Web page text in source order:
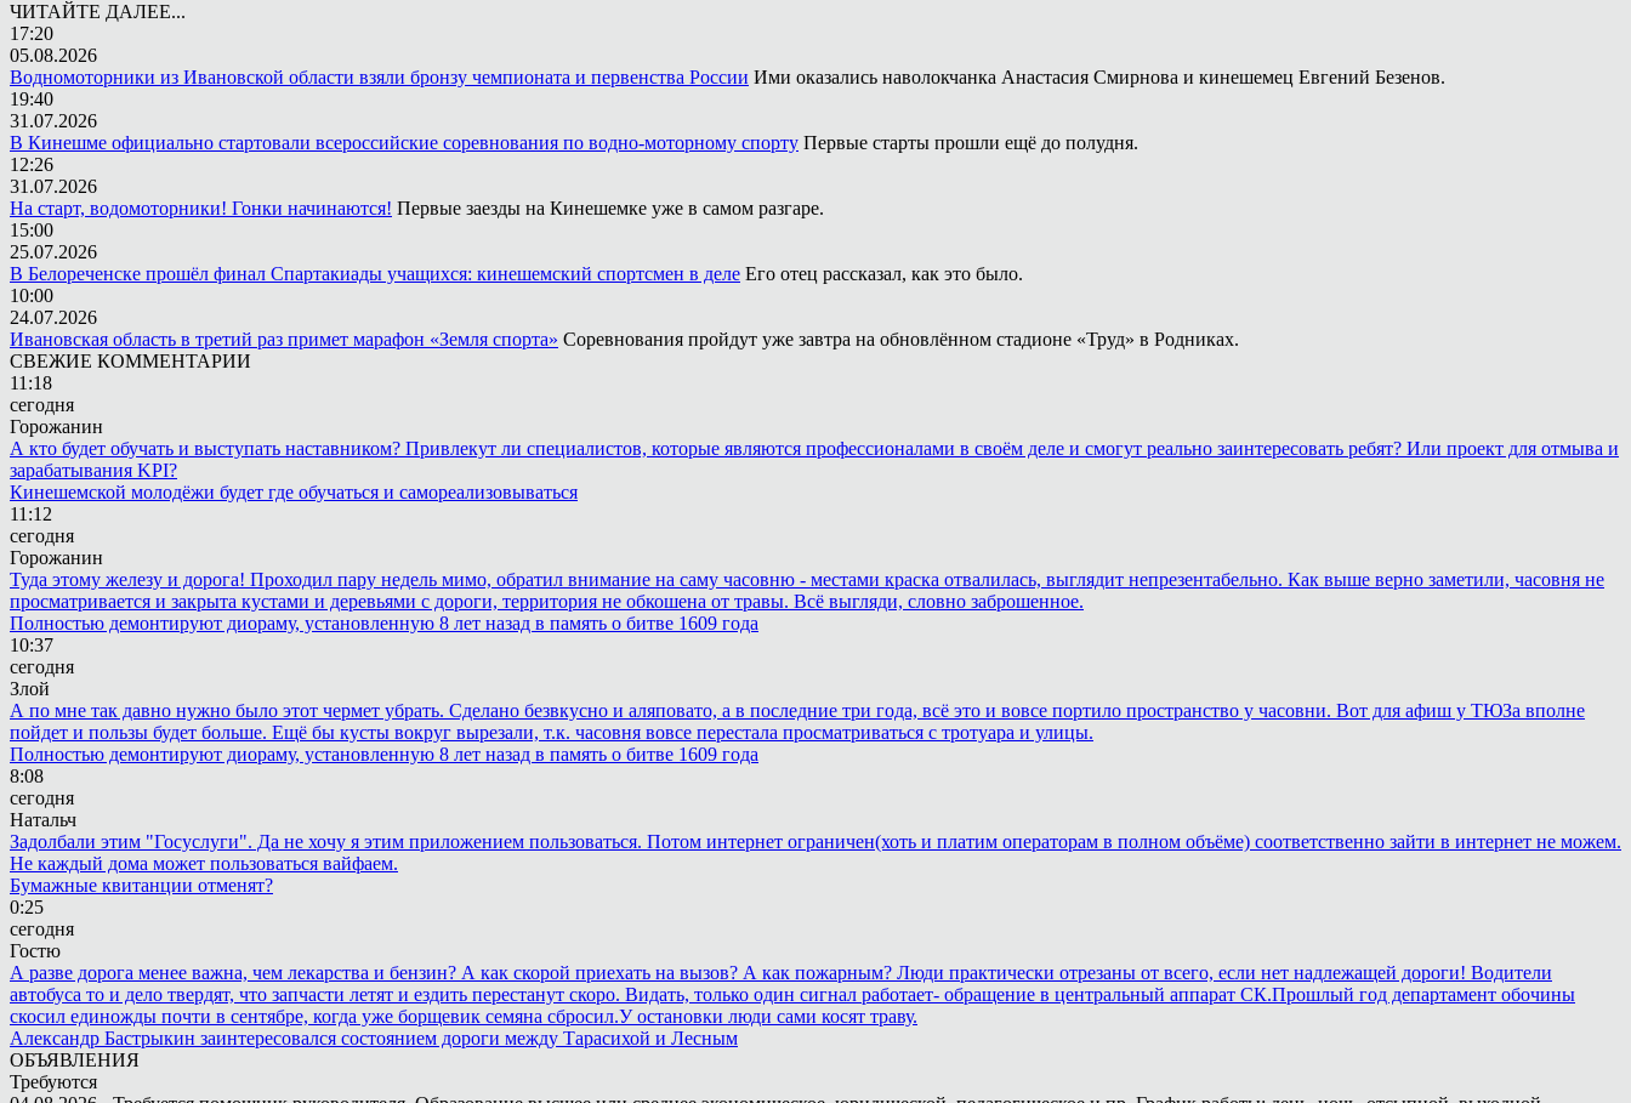
ЧИТАЙТЕ ДАЛЕЕ...
17:20
05.08.2026
Водномоторники из Ивановской области взяли бронзу чемпионата и первенства России Ими оказались наволокчанка Анастасия Смирнова и кинешемец Евгений Безенов.
19:40
31.07.2026
В Кинешме официально стартовали всероссийские соревнования по водно-моторному спорту Первые старты прошли ещё до полудня.
12:26
31.07.2026
На старт, водомоторники! Гонки начинаются! Первые заезды на Кинешемке уже в самом разгаре.
15:00
25.07.2026
В Белореченске прошёл финал Спартакиады учащихся: кинешемский спортсмен в деле Его отец рассказал, как это было.
10:00
24.07.2026
Ивановская область в третий раз примет марафон «Земля спорта» Соревнования пройдут уже завтра на обновлённом стадионе «Труд» в Родниках.
СВЕЖИЕ КОММЕНТАРИИ
11:18
сегодня
Горожанин
А кто будет обучать и выступать наставником? Привлекут ли специалистов, которые являются профессионалами в своём деле и смогут реально заинтересовать ребят? Или проект для отмыва и
зарабатывания KPI?
Кинешемской молодёжи будет где обучаться и самореализовываться
11:12
сегодня
Горожанин
Туда этому железу и дорога! Проходил пару недель мимо, обратил внимание на саму часовню - местами краска отвалилась, выглядит непрезентабельно. Как выше верно заметили, часовня не
просматривается и закрыта кустами и деревьями с дороги, территория не обкошена от травы. Всё выгляди, словно заброшенное.
Полностью демонтируют диораму, установленную 8 лет назад в память о битве 1609 года
10:37
сегодня
Злой
А по мне так давно нужно было этот чермет убрать. Сделано безвкусно и аляповато, а в последние три года, всё это и вовсе портило пространство у часовни. Вот для афиш у ТЮЗа вполне
пойдет и пользы будет больше. Ещё бы кусты вокруг вырезали, т.к. часовня вовсе перестала просматриваться с тротуара и улицы.
Полностью демонтируют диораму, установленную 8 лет назад в память о битве 1609 года
8:08
сегодня
Натальч
Задолбали этим "Госуслуги". Да не хочу я этим приложением пользоваться. Потом интернет ограничен(хоть и платим операторам в полном объёме) соответственно зайти в интернет не можем.
Не каждый дома может пользоваться вайфаем.
Бумажные квитанции отменят?
0:25
сегодня
Гостю
А разве дорога менее важна, чем лекарства и бензин? А как скорой приехать на вызов? А как пожарным? Люди практически отрезаны от всего, если нет надлежащей дороги! Водители
автобуса то и дело твердят, что запчасти летят и ездить перестанут скоро. Видать, только один сигнал работает- обращение в центральный аппарат СК.Прошлый год департамент обочины
скосил единожды почти в сентябре, когда уже борщевик семяна сбросил.У остановки люди сами косят траву.
Александр Бастрыкин заинтересовался состоянием дороги между Тарасихой и Лесным
ОБЪЯВЛЕНИЯ
Требуются